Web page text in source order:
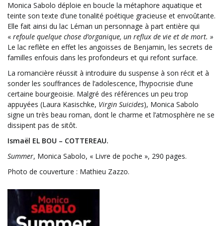
Monica Sabolo déploie en boucle la métaphore aquatique et
teinte son texte d’une tonalité poétique gracieuse et envoûtante.
Elle fait ainsi du lac Léman un personnage à part entière qui
« refoule quelque chose d’organique, un reflux de vie et de mort. »
Le lac reflète en effet les angoisses de Benjamin, les secrets de
familles enfouis dans les profondeurs et qui refont surface.
La romancière réussit à introduire du suspense à son récit et à
sonder les souffrances de l’adolescence, l’hypocrisie d’une
certaine bourgeoisie. Malgré des références un peu trop
appuyées (Laura Kasischke, Virgin Suicides), Monica Sabolo
signe un très beau roman, dont le charme et l’atmosphère ne se
dissipent pas de sitôt.
Ismaël EL BOU – COTTEREAU.
Summer, Monica Sabolo, « Livre de poche », 290 pages.
Photo de couverture : Mathieu Zazzo.